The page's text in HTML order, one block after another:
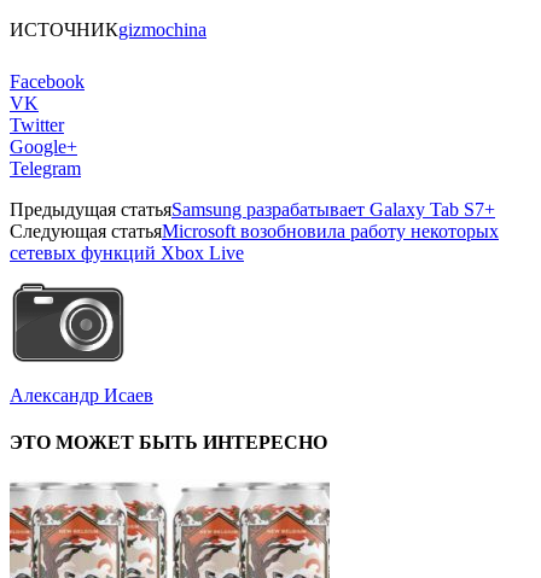
ИСТОЧНИКgizmochina
Facebook
VK
Twitter
Google+
Telegram
Предыдущая статьяSamsung разрабатывает Galaxy Tab S7+
Следующая статьяMicrosoft возобновила работу некоторых
сетевых функций Xbox Live
Александр Исаев
ЭТО МОЖЕТ БЫТЬ ИНТЕРЕСНО